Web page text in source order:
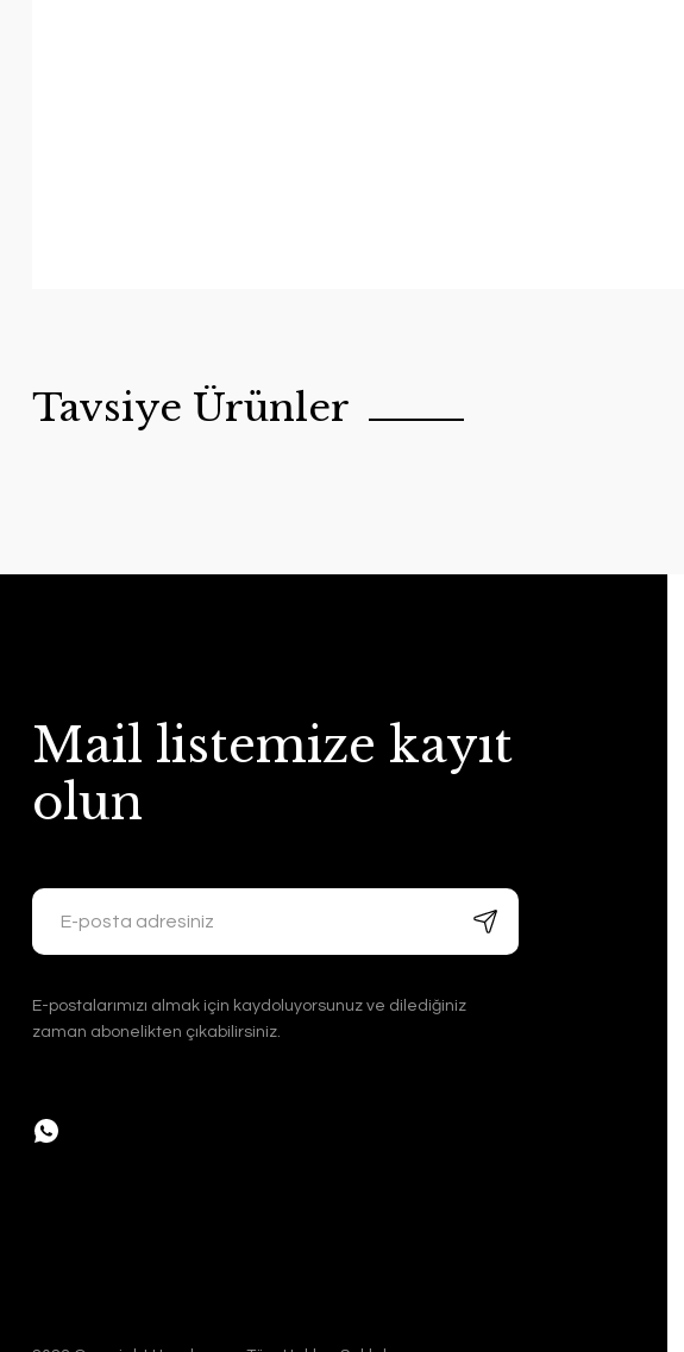
Tavsiye Ürünler
Handygoo Bronz Renkli Bakır Cezve Takımı 3 lü
3.200,00 TL
Handygoo
Mail listemize kayıt
olun
E-postalarımızı almak için kaydoluyorsunuz ve dilediğiniz
zaman abonelikten çıkabilirsiniz.